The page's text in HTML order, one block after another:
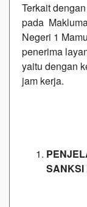
Terkait
pada
Negeri 1
penerima
yaitu dengan
jam kerja.
PENJE
SANKSI